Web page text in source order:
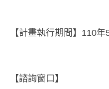
【計畫執行期間】110
【諮詢窗口】